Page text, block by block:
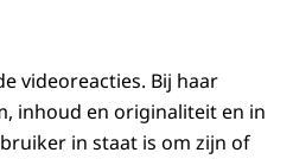
videoreacties. Bij haar
inhoud en originaliteit en in
in staat is om zijn of